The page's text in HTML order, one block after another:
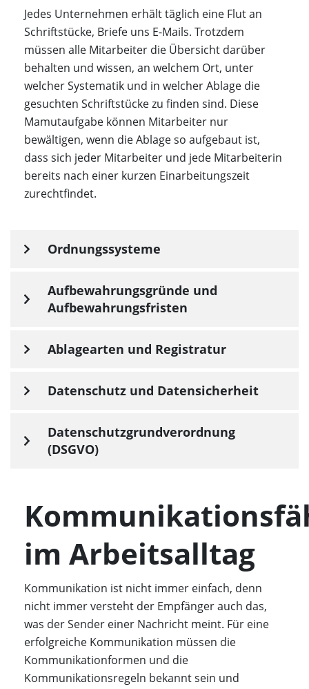
Jedes Unternehmen erhält täglich eine Flut an
Schriftstücke, Briefe uns E-Mails. Trotzdem
müssen alle Mitarbeiter die Übersicht darüber
behalten und wissen, an welchem Ort, unter
welcher Systematik und in welcher Ablage die
gesuchten Schriftstücke zu finden sind. Diese
Mamutaufgabe können Mitarbeiter nur
bewältigen, wenn die Ablage so aufgebaut ist,
dass sich jeder Mitarbeiter und jede Mitarbeiterin
bereits nach einer kurzen Einarbeitungszeit
zurechtfindet.
Ordnungssysteme
Aufbewahrungsgründe und
Aufbewahrungsfristen
Ablagearten und Registratur
Datenschutz und Datensicherheit
Datenschutzgrundverordnung
(DSGVO)
im Arbeitsalltag
Kommunikation ist nicht immer einfach, denn
nicht immer versteht der Empfänger auch das,
was der Sender einer Nachricht meint. Für eine
erfolgreiche Kommunikation müssen die
Kommunikationformen und die
Kommunikationsregeln bekannt sein und